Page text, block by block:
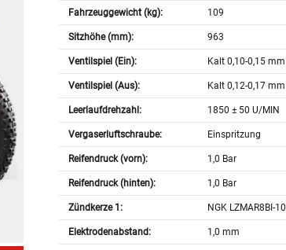
Fahrzeuggewicht (kg): 109
Sitzhöhe (mm): 963
Ventilspiel (Ein): Kalt 0,10-0,15 mm
Ventilspiel (Aus): Kalt 0,12-0,17 mm
Leerlaufdrehzahl: 1850 ± 50 U/MIN
Vergaserluftschraube: Einspritzung
Reifendruck (vorn): 1,0 Bar
Reifendruck (hinten): 1,0 Bar
Zündkerze 1: NGK LZMAR8BI-10
Elektrodenabstand: 1,0 mm